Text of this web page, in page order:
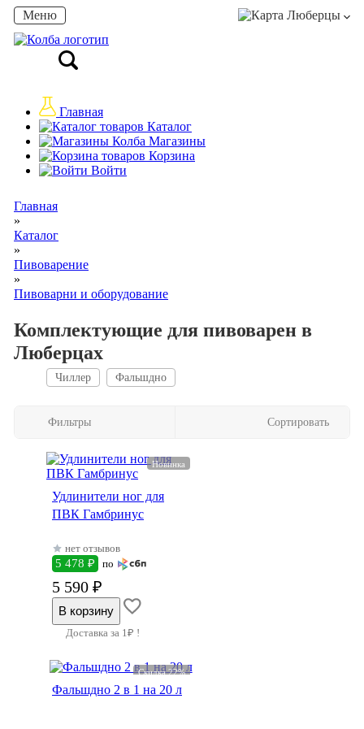
Меню Люберцы
Главная
Каталог
Магазины
Корзина
Войти
Главная
»
Каталог
»
Пивоварение
»
Пивоварни и оборудование
Комплектующие для пивоварен в
Люберцах
Чиллер Фальшдно
Фильтры Сортировать
Новинка
Удлинители ног для
ПВК Гамбринус
нет отзывов
5 478 ₽ по
5 590 ₽
Доставка за 1₽ !
Скидка 22%
Фальшдно 2 в 1 на 20 л